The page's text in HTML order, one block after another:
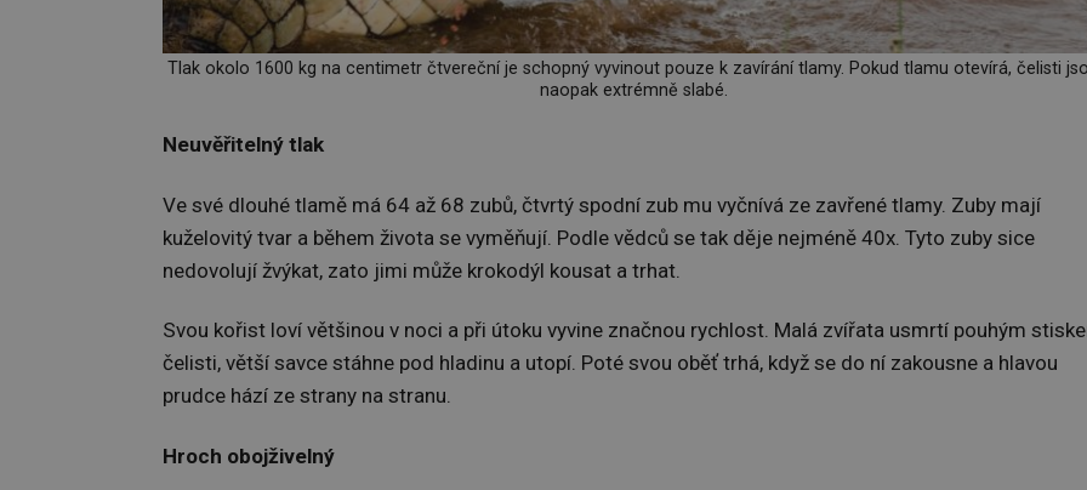
Tlak okolo 1600 kg na centimetr čtvereční je schopný vyvinout pouze k zavírání tlamy. Pokud tlamu otevírá, čelisti
naopak extrémně slabé.
Neuvěřitelný tlak
Ve své dlouhé tlamě má 64 až 68 zubů, čtvrtý spodní zub mu vyčnívá ze zavřené tlamy. Zuby mají
kuželovitý tvar a během života se vyměňují. Podle vědců se tak děje nejméně 40x. Tyto zuby sice
nedovolují žvýkat, zato jimi může krokodýl kousat a trhat.
Svou kořist loví většinou v noci a při útoku vyvine značnou rychlost. Malá zvířata usmrtí pouhým
čelisti, větší savce stáhne pod hladinu a utopí. Poté svou oběť trhá, když se do ní zakousne a hlavou
prudce hází ze strany na stranu.
Hroch obojživelný